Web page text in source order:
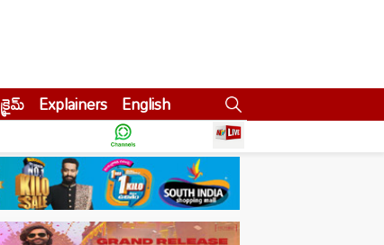
క్రైమ్ Explainers English